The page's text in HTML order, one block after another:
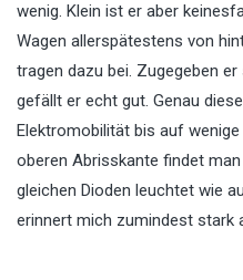
wenig. Klein ist er aber
Wagen allerspätestens von
tragen dazu bei. Zugegeben
gefällt er echt gut. Genau
Elektromobilität bis auf
oberen Abrisskante findet
gleichen Dioden leuchtet wie
erinnert mich zumindest stark